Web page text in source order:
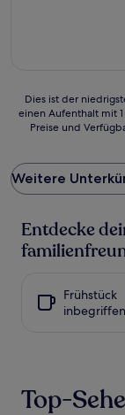
Dies
ist
Preis
pro
Nacht,
den
letzten
einen
gefunden
Dies ist der
einen Aufenthalt mit
Preise und
Weitere
Entdecke
Frühstück
inbegriffen
Top-